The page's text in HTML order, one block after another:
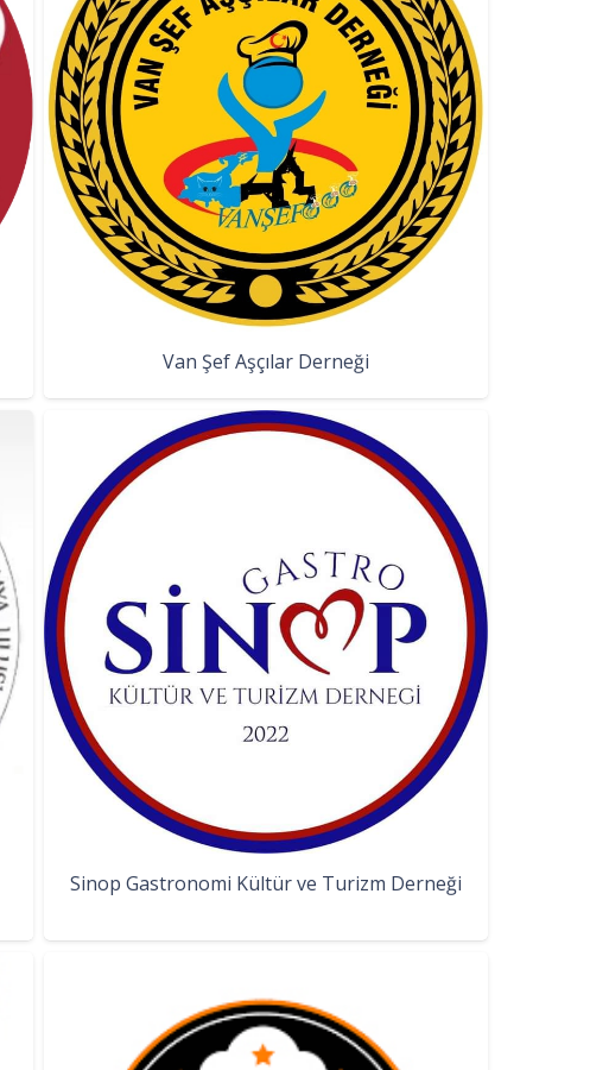
Van Şef Aşçılar Derneği
Sinop Gastronomi Kültür ve Turizm Derneği